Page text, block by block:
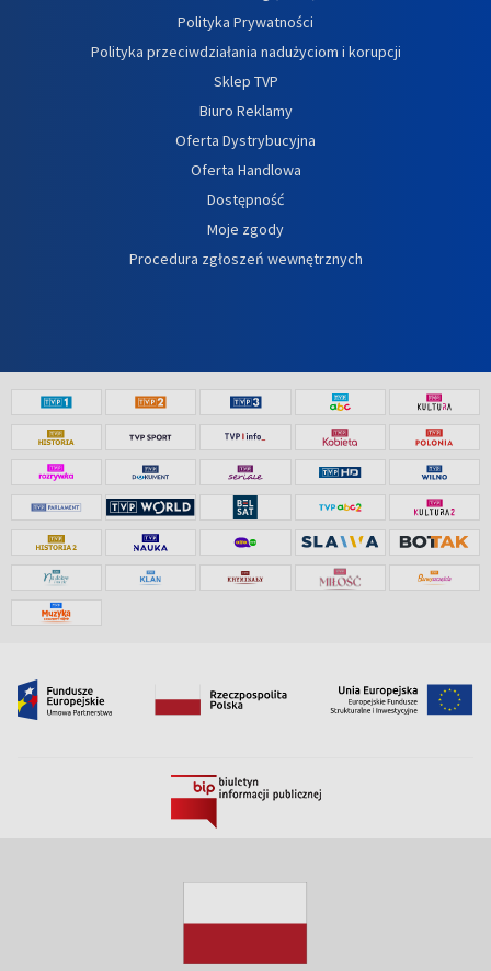
Polityka Prywatności
Polityka przeciwdziałania nadużyciom i korupcji
Sklep TVP
Biuro Reklamy
Oferta Dystrybucyjna
Oferta Handlowa
Dostępność
Moje zgody
Procedura zgłoszeń wewnętrznych